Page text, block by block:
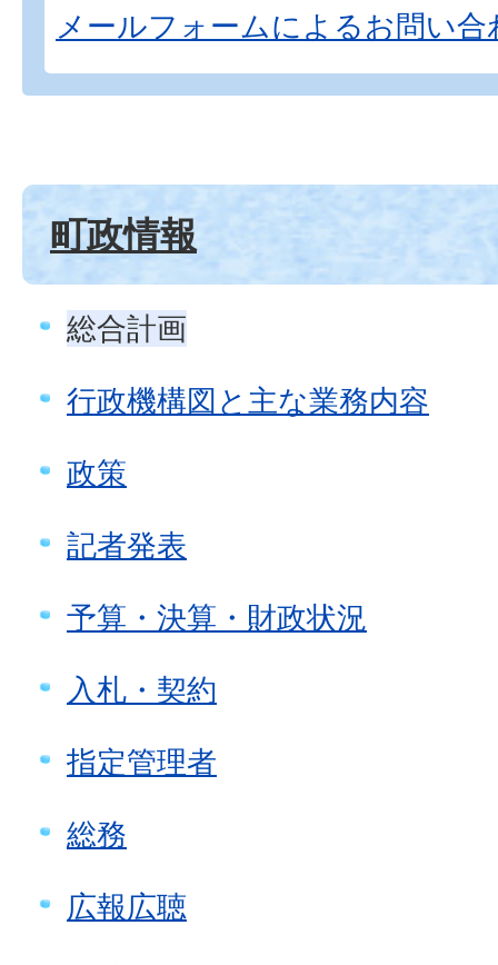
メールフォームによるお問い合
町政情報
総合計画
行政機構図と主な業務内容
政策
記者発表
予算・決算・財政状況
入札・契約
指定管理者
総務
広報広聴